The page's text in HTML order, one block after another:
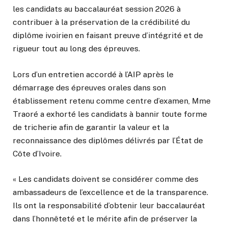
les candidats au baccalauréat session 2026 à
contribuer à la préservation de la crédibilité du
diplôme ivoirien en faisant preuve d’intégrité et de
rigueur tout au long des épreuves.
Lors d’un entretien accordé à l’AIP après le
démarrage des épreuves orales dans son
établissement retenu comme centre d’examen, Mme
Traoré a exhorté les candidats à bannir toute forme
de tricherie afin de garantir la valeur et la
reconnaissance des diplômes délivrés par l’État de
Côte d’Ivoire.
« Les candidats doivent se considérer comme des
ambassadeurs de l’excellence et de la transparence.
Ils ont la responsabilité d’obtenir leur baccalauréat
dans l’honnêteté et le mérite afin de préserver la